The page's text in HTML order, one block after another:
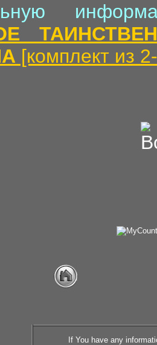
[комплект из